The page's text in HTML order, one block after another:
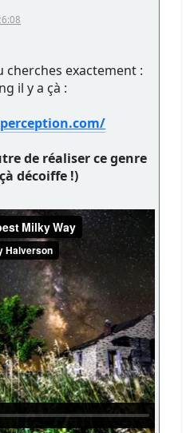
cherches exactement :
il y a çà :
de réaliser ce genre
décoiffe !)